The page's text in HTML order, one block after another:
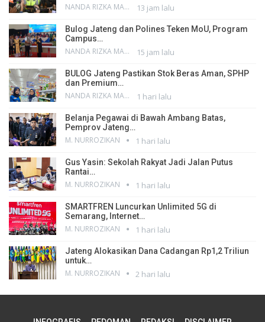
NANDA RIZKA MAHENDRA 13 jam lalu
Bulog Jateng dan Polines Teken MoU, Program
Campus…
NANDA RIZKA MAHENDRA 15 jam lalu
BULOG Jateng Pastikan Stok Beras Aman, SPHP
dan Premium…
NANDA RIZKA MAHENDRA 1 hari lalu
Belanja Pegawai di Bawah Ambang Batas,
Pemprov Jateng…
M. NURROZIKAN 1 hari lalu
Gus Yasin: Sekolah Rakyat Jadi Jalan Putus
Rantai…
M. NURROZIKAN 1 hari lalu
SMARTFREN Luncurkan Unlimited 5G di
Semarang, Internet…
M. NURROZIKAN 1 hari lalu
Jateng Alokasikan Dana Cadangan Rp1,2 Triliun
untuk…
M. NURROZIKAN 2 hari lalu